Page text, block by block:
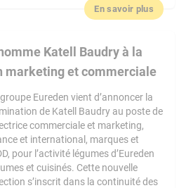
En savoir plus
Katell Baudry à la
marketing et commerciale
Eureden vient d’annoncer la
de Katell Baudry au poste de
commerciale et marketing,
et international, marques et
pour l’activité légumes d’Eureden
et cuisinés. Cette nouvelle
s’inscrit dans la continuité des